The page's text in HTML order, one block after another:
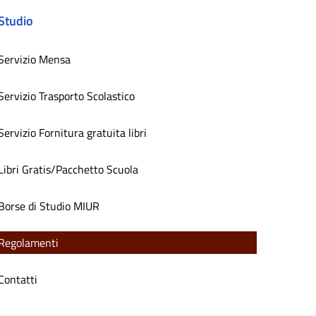
Mensa
Trasporto Scolastico
Fornitura gratuita libri
Gratis/Pacchetto Scuola
di Studio MIUR